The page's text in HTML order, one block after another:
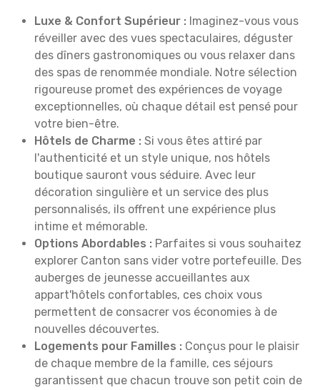
Luxe & Confort Supérieur : Imaginez-vous vous
réveiller avec des vues spectaculaires, déguster
des dîners gastronomiques ou vous relaxer dans
des spas de renommée mondiale. Notre sélection
rigoureuse promet des expériences de voyage
exceptionnelles, où chaque détail est pensé pour
votre bien-être.
Hôtels de Charme : Si vous êtes attiré par
l'authenticité et un style unique, nos hôtels
boutique sauront vous séduire. Avec leur
décoration singulière et un service des plus
personnalisés, ils offrent une expérience plus
intime et mémorable.
Options Abordables : Parfaites si vous souhaitez
explorer Canton sans vider votre portefeuille. Des
auberges de jeunesse accueillantes aux
appart'hôtels confortables, ces choix vous
permettent de consacrer vos économies à de
nouvelles découvertes.
Logements pour Familles : Conçus pour le plaisir
de chaque membre de la famille, ces séjours
garantissent que chacun trouve son petit coin de